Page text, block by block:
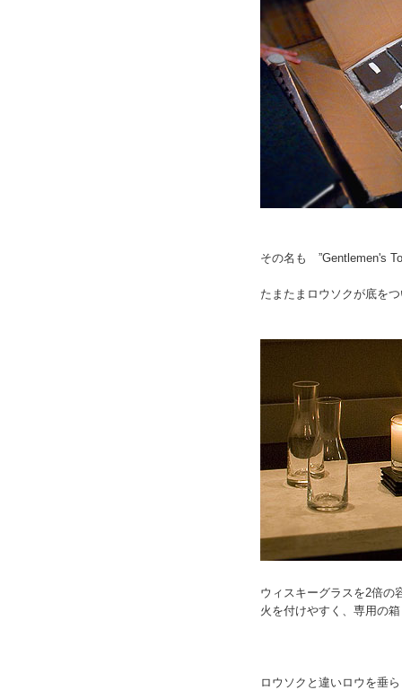
その名も ”Gentlemen's
たまたまロウソクが底を
ウィスキーグラスを2倍の
火を付けやすく、専用の
ロウソクと違いロウを垂